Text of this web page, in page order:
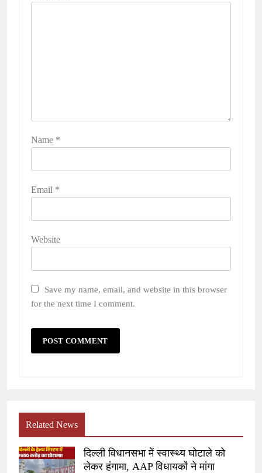
Name *
Email *
Website
Save my name, email, and website in this browser
for the next time I comment.
Related News
दिल्ली विधानसभा में स्वास्थ्य घोटाले को
लेकर हंगामा, AAP विधायकों ने मांगा